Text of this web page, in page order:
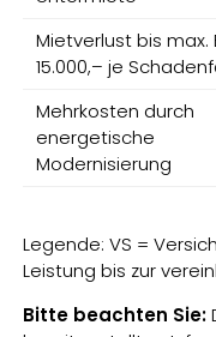
Mietverlust bis max.
15.000,– je
Mehrkosten durch
energetische
Modernisierung
Legende: VS =
Leistung bis zur
Bitte beachten Sie: